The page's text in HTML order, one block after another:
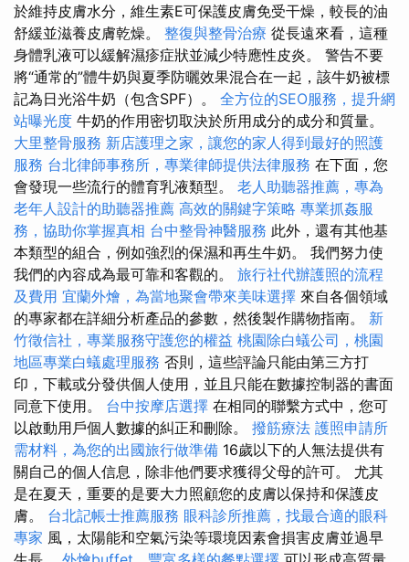
於維持皮膚水分，維生素E可保護皮膚免受干燥，較長的油
舒緩並滋養皮膚乾燥。 整復與整骨治療 從長遠來看，這種
身體乳液可以緩解濕疹症狀並減少特應性皮炎。 警告不要
將“通常的”體牛奶與夏季防曬效果混合在一起，該牛奶被標
記為日光浴牛奶（包含SPF）。 全方位的SEO服務，提升網
站曝光度 牛奶的作用密切取決於所用成分的成分和質量。
大里整骨服務 新店護理之家，讓您的家人得到最好的照護
服務 台北律師事務所，專業律師提供法律服務 在下面，您
會發現一些流行的體育乳液類型。 老人助聽器推薦，專為
老年人設計的助聽器推薦 高效的關鍵字策略 專業抓姦服
務，協助你掌握真相 台中整骨神醫服務 此外，還有其他基
本類型的組合，例如強烈的保濕和再生牛奶。 我們努力使
我們的內容成為最可靠和客觀的。 旅行社代辦護照的流程
及費用 宜蘭外燴，為當地聚會帶來美味選擇 來自各個領域
的專家都在詳細分析產品的參數，然後製作購物指南。 新
竹徵信社，專業服務守護您的權益 桃園除白蟻公司，桃園
地區專業白蟻處理服務 否則，這些評論只能由第三方打
印，下載或分發供個人使用，並且只能在數據控制器的書面
同意下使用。 台中按摩店選擇 在相同的聯繫方式中，您可
以啟動用戶個人數據的糾正和刪除。 撥筋療法 護照申請所
需材料，為您的出國旅行做準備 16歲以下的人無法提供有
關自己的個人信息，除非他們要求獲得父母的許可。 尤其
是在夏天，重要的是要大力照顧您的皮膚以保持和保護皮
膚。 台北記帳士推薦服務 眼科診所推薦，找最合適的眼科
專家 風，太陽能和空氣污染等環境因素會損害皮膚並過早